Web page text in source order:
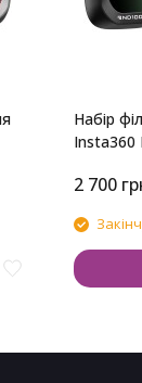
Набір
Insta360
2 700